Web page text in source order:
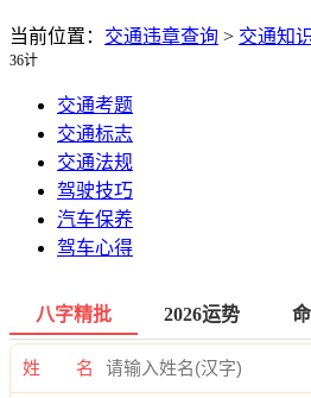
当前位置： 交通违章查询 > 交通知
36计
交通考题
交通标志
交通法规
驾驶技巧
汽车保养
驾车心得
八字精批 2026运势
姓 名